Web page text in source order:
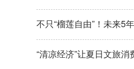
不只“榴莲自由”！未来5
“清凉经济”让夏日文旅